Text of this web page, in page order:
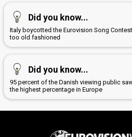
Did you know...
Italy boycotted the Eurovision Song
too old fashioned
Did you know...
95 percent of the Danish viewing public
the highest percentage in Europe